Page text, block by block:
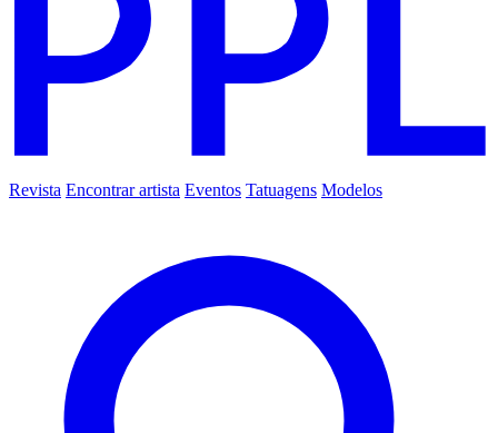
Revista Encontrar artista Eventos Tatuagens Modelos